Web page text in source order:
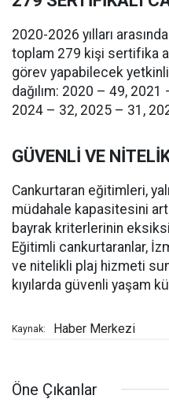
2020-2026 yılları
toplam 279 kişi sertifika
görev yapabilecek
dağılım: 2020 – 49,
2024 – 32, 2025 – 31,
GÜVENLİ VE
Cankurtaran eğitimleri,
müdahale kapasitesini
bayrak kriterlerinin
Eğitimli cankurtaranlar,
ve nitelikli plaj hizmeti
kıyılarda güvenli yaşam
Kaynak: Haber Merkezi
Öne Çıkanlar